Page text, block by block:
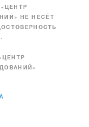
НЕ НЕСЁТ